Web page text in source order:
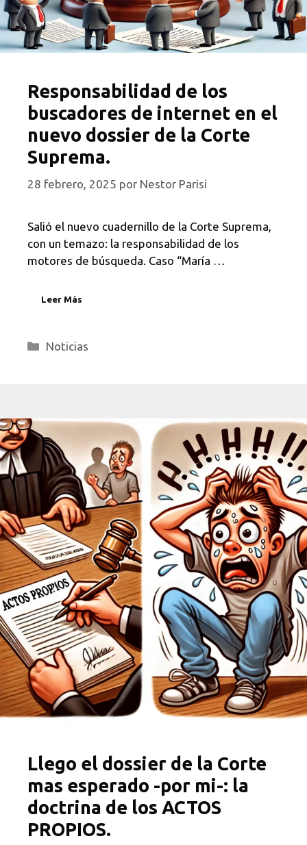
Responsabilidad de los
buscadores de internet en el
nuevo dossier de la Corte
Suprema.
28 febrero, 2025 por Nestor Parisi
Salió el nuevo cuadernillo de la Corte Suprema,
con un temazo: la responsabilidad de los
motores de búsqueda. Caso “María …
Leer Más
Categorías
Noticias
Llego el dossier de la Corte
mas esperado -por mi-: la
doctrina de los ACTOS
PROPIOS.